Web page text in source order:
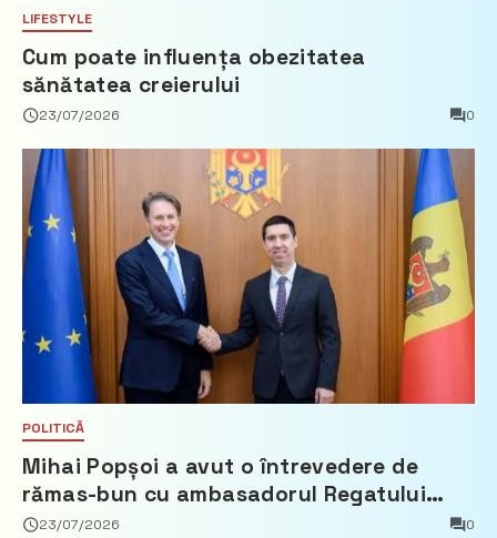
LIFESTYLE
Cum poate influența obezitatea
sănătatea creierului
23/07/2026 0
POLITICĂ
Mihai Popșoi a avut o întrevedere de
rămas-bun cu ambasadorul Regatului
Țărilor de Jos, Fred Duijn
23/07/2026 0